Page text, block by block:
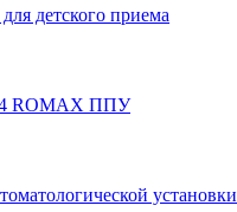
детского приема
ROMAX ППУ
установки